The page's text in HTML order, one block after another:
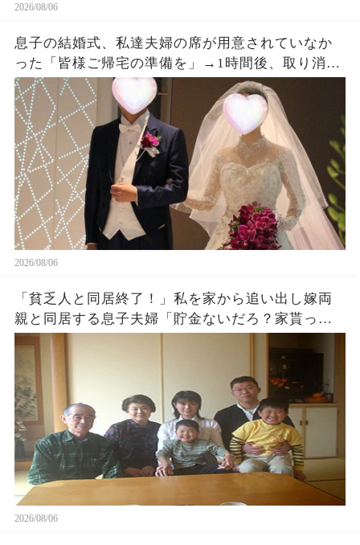
2026/08/06
息子の結婚式、私達夫婦の席が用意されていなか
った「皆様ご帰宅の準備を」→1時間後、取り消し
になった結婚式に息子夫婦は半狂乱になった
2026/08/06
「貧乏人と同居終了！」私を家から追い出し嫁両
親と同居する息子夫婦「貯金ないだろ？家貰った
ら用済みでーすw」1週間後、息子から100件鬼電
2026/08/06